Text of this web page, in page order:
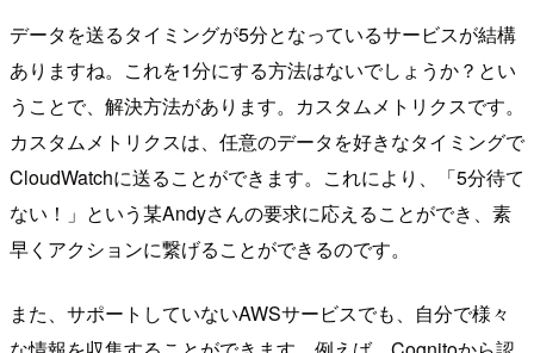
データを送るタイミングが5分となっているサービスが結構
ありますね。これを1分にする方法はないでしょうか？とい
うことで、解決方法があります。カスタムメトリクスです。
カスタムメトリクスは、任意のデータを好きなタイミングで
CloudWatchに送ることができます。これにより、「5分待て
ない！」という某Andyさんの要求に応えることができ、素
早くアクションに繋げることができるのです。
また、サポートしていないAWSサービスでも、自分で様々